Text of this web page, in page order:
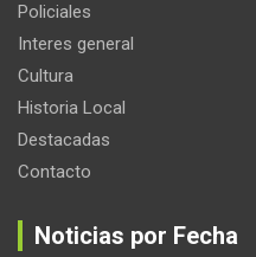
Policiales
Interes general
Cultura
Historia Local
Destacadas
Contacto
Noticias por Fecha